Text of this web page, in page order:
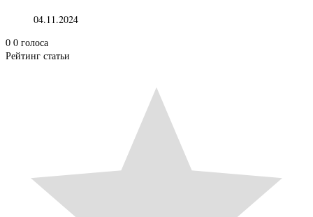
04.11.2024
0 0 голоса
Рейтинг статьи